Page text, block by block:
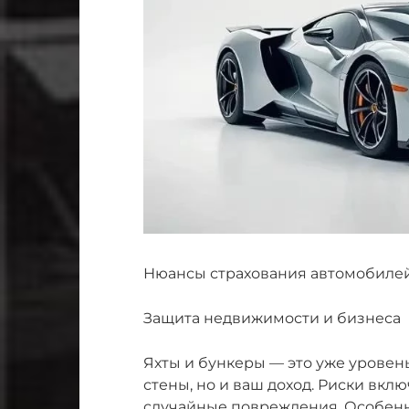
Нюансы страхования
Защита недвижимости и бизнеса
Яхты и бункеры — это уже
стены, но и ваш доход. Риски